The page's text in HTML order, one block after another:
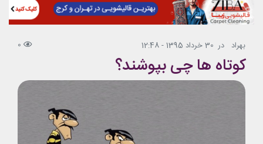
بهراد در 30 خرداد 1395 - 12:48 0
کوتاه ها چی بپوشند؟